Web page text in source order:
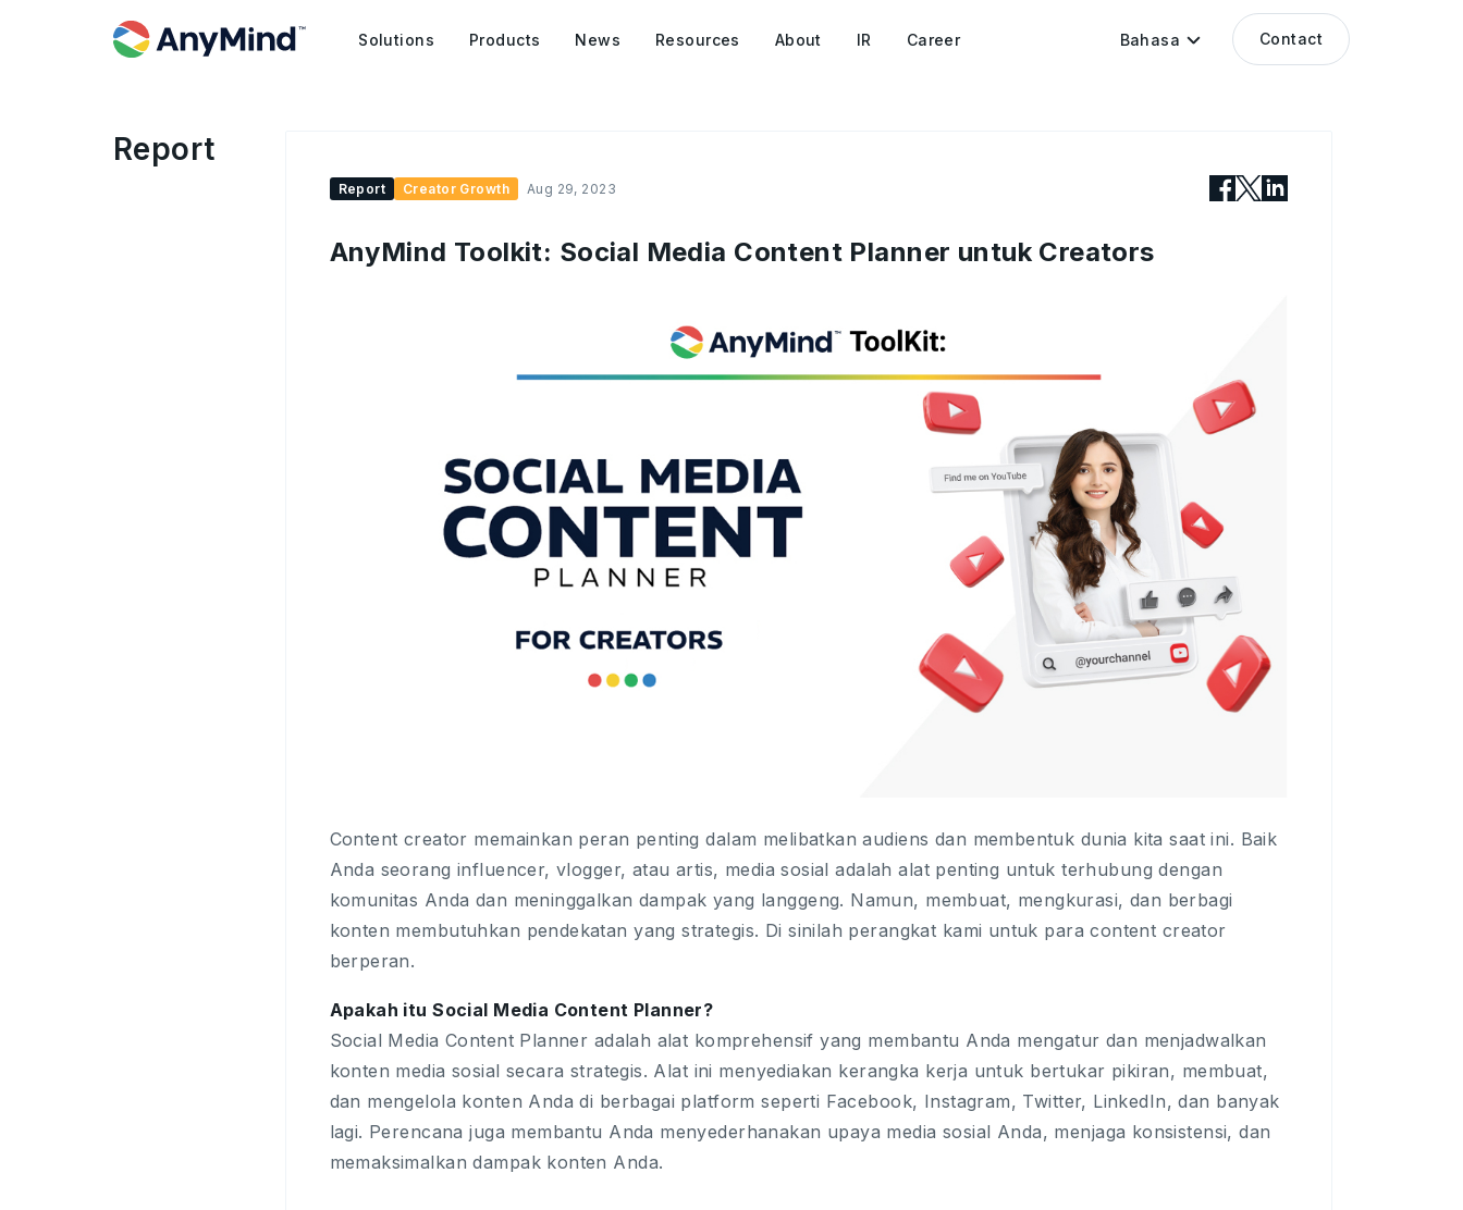
Solutions Products News Resources About IR Career Bahasa Contact
Report
Report Creator Growth Aug 29, 2023
AnyMind Toolkit: Social Media Content Planner untuk Creators
Content creator memainkan peran penting dalam melibatkan audiens dan membentuk dunia kita saat ini. Baik
Anda seorang influencer, vlogger, atau artis, media sosial adalah alat penting untuk terhubung dengan
komunitas Anda dan meninggalkan dampak yang langgeng. Namun, membuat, mengkurasi, dan berbagi
konten membutuhkan pendekatan yang strategis. Di sinilah perangkat kami untuk para content creator
berperan.
Apakah itu Social Media Content Planner?
Social Media Content Planner adalah alat komprehensif yang membantu Anda mengatur dan menjadwalkan
konten media sosial secara strategis. Alat ini menyediakan kerangka kerja untuk bertukar pikiran, membuat,
dan mengelola konten Anda di berbagai platform seperti Facebook, Instagram, Twitter, LinkedIn, dan banyak
lagi. Perencana juga membantu Anda menyederhanakan upaya media sosial Anda, menjaga konsistensi, dan
memaksimalkan dampak konten Anda.